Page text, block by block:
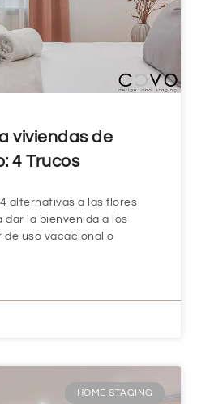
viviendas de
4 Trucos
alternativas a las flores
dar la bienvenida a los
de uso vacacional o
HOME STAGING